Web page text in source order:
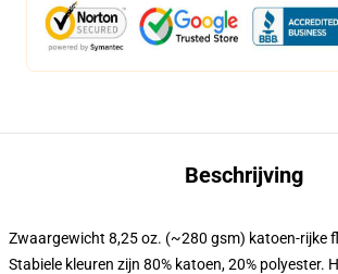
Beschrijving
Zwaargewicht 8,25 oz. (~280 gsm) katoen-rijke
Stabiele kleuren zijn 80% katoen, 20% polyester.